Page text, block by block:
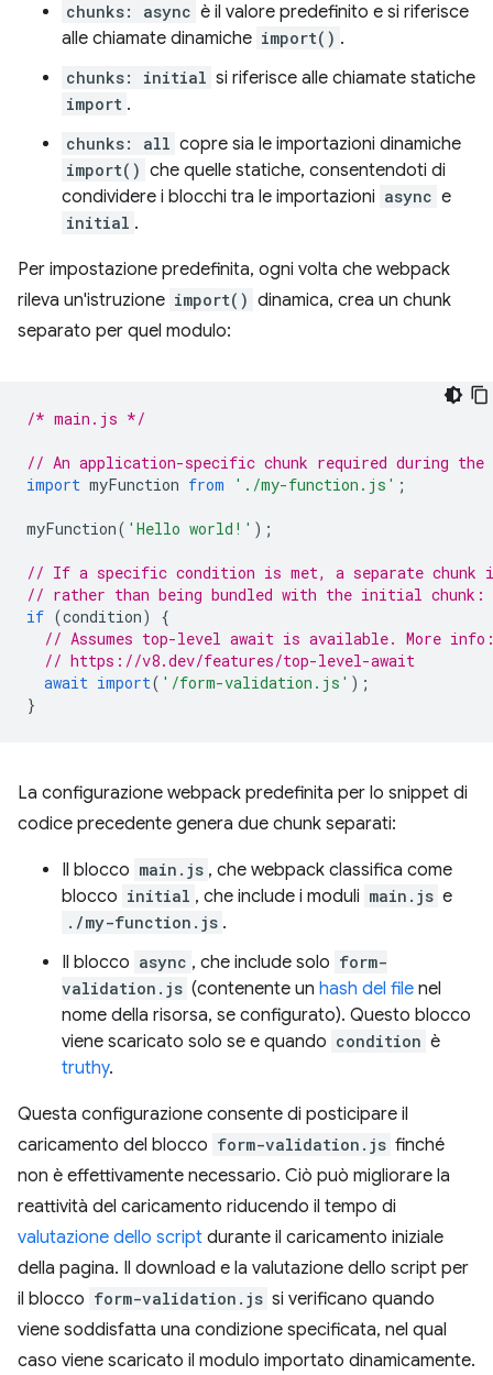
chunks: async è il valore predefinito e si riferisce
alle chiamate dinamiche import() .
chunks: initial si riferisce alle chiamate statiche
import .
chunks: all copre sia le importazioni dinamiche
import() che quelle statiche, consentendoti di
condividere i blocchi tra le importazioni async e
initial .
Per impostazione predefinita, ogni volta che webpack
rileva un'istruzione import() dinamica, crea un chunk
separato per quel modulo:
/* main.js */
// An application-specific chunk required during
import myFunction from './my-function.js' ;
myFunction( 'Hello world!' );
// If a specific condition is met, a separate chunk is
// rather than being bundled with the initial chunk:
if (condition)
{
// Assumes top-level await is available. More
// https://v8.dev/features/top-level-await
await import( '/form-validation.js' );
}
La configurazione webpack predefinita per lo snippet di
codice precedente genera due chunk separati:
Il blocco main.js , che webpack classifica come
blocco initial , che include i moduli main.js e
./my-function.js .
Il blocco async , che include solo form-
validation.js (contenente un hash del file nel
nome della risorsa, se configurato). Questo blocco
viene scaricato solo se e quando condition è
truthy.
Questa configurazione consente di posticipare il
caricamento del blocco form-validation.js finché
non è effettivamente necessario. Ciò può migliorare la
reattività del caricamento riducendo il tempo di
valutazione dello script durante il caricamento iniziale
della pagina. Il download e la valutazione dello script per
il blocco form-validation.js si verificano quando
viene soddisfatta una condizione specificata, nel qual
caso viene scaricato il modulo importato dinamicamente.